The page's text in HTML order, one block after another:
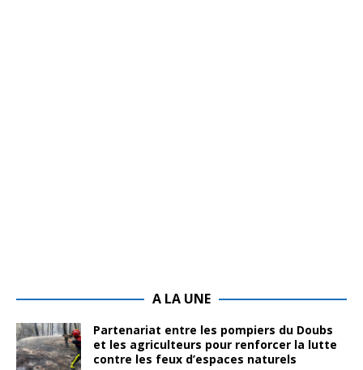
A LA UNE
Partenariat entre les pompiers du Doubs
et les agriculteurs pour renforcer la lutte
contre les feux d’espaces naturels